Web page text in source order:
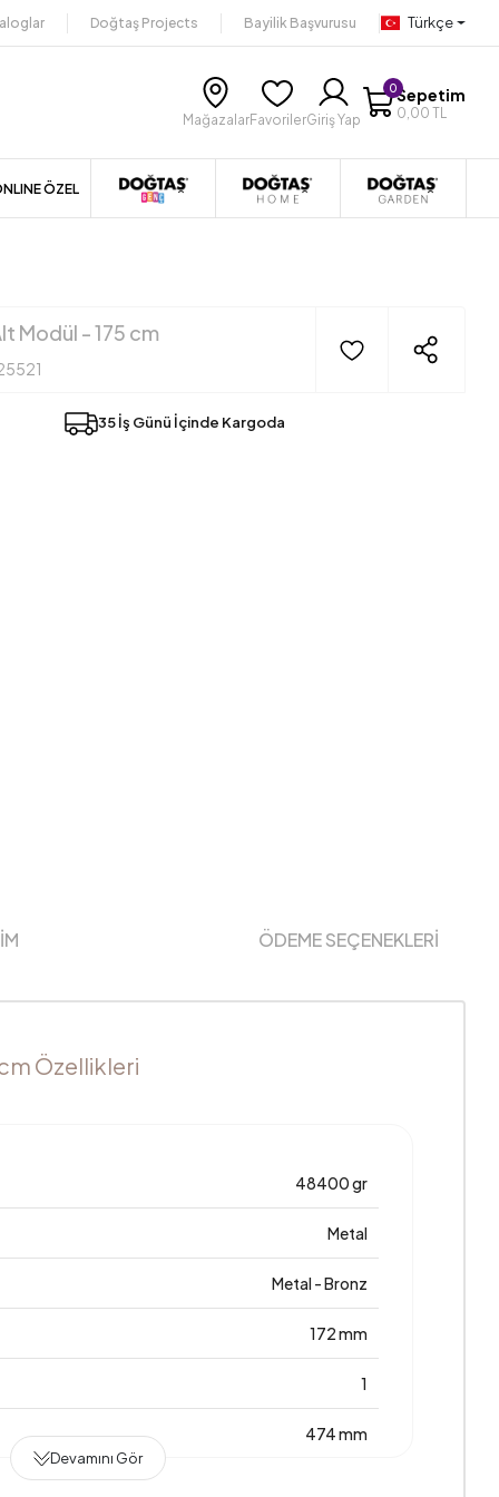
Doğtaş Projects Bayilik Başvurusu Türkçe
MağazalarFavorilerGiriş Yap
0Sepetim
0,00 TL
ÖZEL
Modül - 175 cm
35 İş Günü İçinde Kargoda
ÖDEME SEÇENEKLERİ
Özellikleri
48400 gr
Metal
Metal - Bronz
172 mm
1
474 mm
Devamını Gör